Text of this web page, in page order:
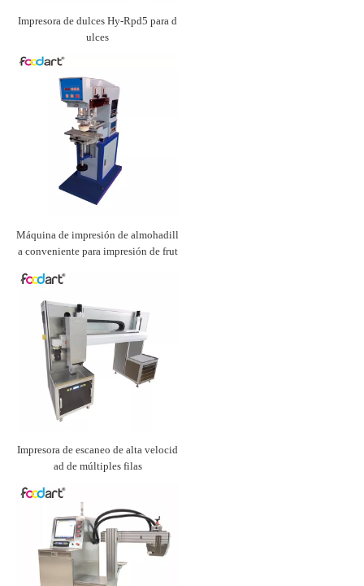
Impresora de dulces Hy-Rpd5 para d
ulces
Máquina de impresión de almohadill
a conveniente para impresión de frut
Impresora de escaneo de alta velocid
ad de múltiples filas